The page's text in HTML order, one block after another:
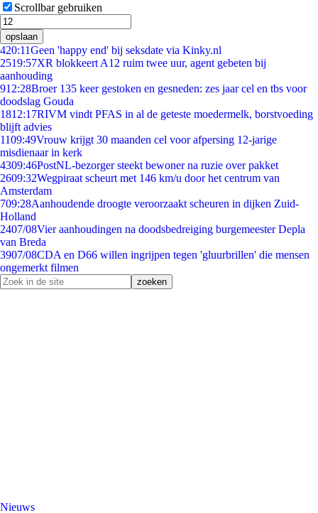
Scrollbar gebruiken
opslaan
420:11Geen 'happy end' bij seksdate via Kinky.nl
2519:57XR blokkeert A12 ruim twee uur, agent gebeten bij
aanhouding
912:28Broer 135 keer gestoken en gesneden: zes jaar cel en tbs voor
doodslag Gouda
1812:17RIVM vindt PFAS in al de geteste moedermelk, borstvoeding
blijft advies
1109:49Vrouw krijgt 30 maanden cel voor afpersing 12-jarige
misdienaar in kerk
4309:46PostNL-bezorger steekt bewoner na ruzie over pakket
2609:32Wegpiraat scheurt met 146 km/u door het centrum van
Amsterdam
709:28Aanhoudende droogte veroorzaakt scheuren in dijken Zuid-
Holland
2407/08Vier aanhoudingen na doodsbedreiging burgemeester Depla
van Breda
3907/08CDA en D66 willen ingrijpen tegen 'gluurbrillen' die mensen
ongemerkt filmen
Nieuws